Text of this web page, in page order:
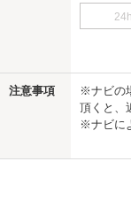
注意事項
※ナビの
頂くと、
※ナビに